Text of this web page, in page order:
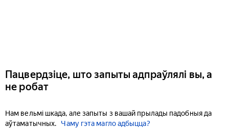
Пацвердзіце, што запыты адпраўлялі вы, а
не робат
Нам вельмі шкада, але запыты з вашай прылады падобныя да
аўтаматычных.
Чаму гэта магло адбыцца?